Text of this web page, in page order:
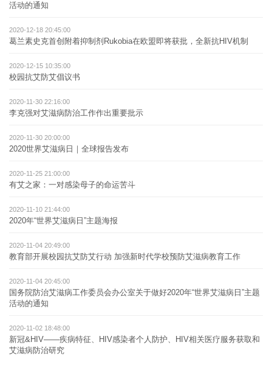
活动的通知
2020-12-18 20:45:00
葛兰素史克首创附着抑制剂Rukobia在欧盟即将获批，全新抗HIV机制
2020-12-15 10:35:00
校园抗艾防艾倡议书
2020-11-30 22:16:00
李克强对艾滋病防治工作作出重要批示
2020-11-30 20:00:00
2020世界艾滋病日｜全球报告发布
2020-11-25 21:00:00
有艾之家：一对感染母子的命运苦斗
2020-11-10 21:44:00
2020年“世界艾滋病日”主题海报
2020-11-04 20:49:00
教育部开展校园抗艾防艾行动 加强新时代学校预防艾滋病教育工作
2020-11-04 20:45:00
国务院防治艾滋病工作委员会办公室关于做好2020年“世界艾滋病日”主题
活动的通知
2020-11-02 18:48:00
新冠&HIV——疾病特征、HIV感染者个人防护、HIV相关医疗服务获取和
艾滋病防治研究